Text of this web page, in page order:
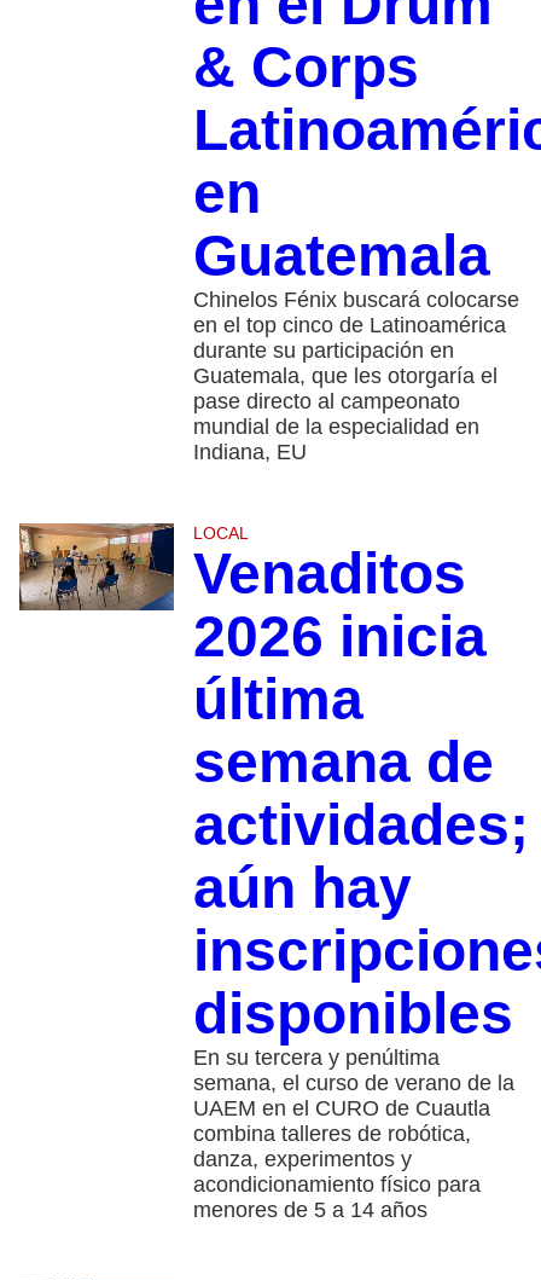
& Corps
en
Guatemala
Chinelos Fénix buscará colocarse
en el top cinco de Latinoamérica
durante su participación en
Guatemala, que les otorgaría el
pase directo al campeonato
mundial de la especialidad en
Indiana, EU
LOCAL
Venaditos
2026 inicia
última
semana de
actividades;
aún hay
disponibles
En su tercera y penúltima
semana, el curso de verano de la
UAEM en el CURO de Cuautla
combina talleres de robótica,
danza, experimentos y
acondicionamiento físico para
menores de 5 a 14 años